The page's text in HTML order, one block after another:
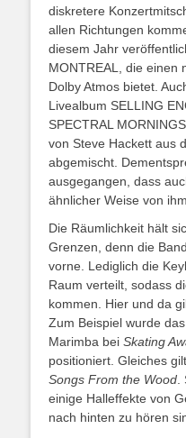
diskretere
allen Richtungen
diesem Jahr
MONTREAL, die einen
Dolby Atmos bietet.
Livealbum SELLING
SPECTRAL
von Steve Hackett aus
abgemischt.
ausgegangen, dass
ähnlicher Weise von
Die Räumlichkeit hält
Grenzen, denn die
vorne. Lediglich die
Raum verteilt, sodass
kommen. Hier und da
Zum Beispiel wurde
Marimba bei Skating
positioniert. Gleiches
Songs From the Wood
einige Halleffekte von
nach hinten zu hören